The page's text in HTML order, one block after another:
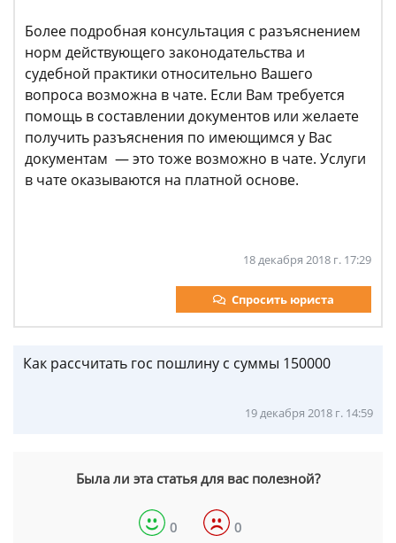
Более подробная консультация с разъяснением
норм действующего законодательства и
судебной практики относительно Вашего
вопроса возможна в чате. Если Вам требуется
помощь в составлении документов или желаете
получить разъяснения по имеющимся у Вас
документам — это тоже возможно в чате. Услуги
в чате оказываются на платной основе.
18 декабря 2018 г. 17:29
Спросить юриста
Как рассчитать гос пошлину с суммы 150000
19 декабря 2018 г. 14:59
Была ли эта статья для вас полезной?
0 0